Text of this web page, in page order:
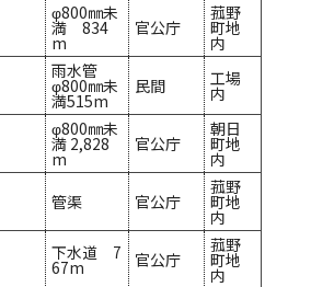
φ800㎜未
満 834
m
官公庁
菰野
町地
内
雨水管
φ800㎜未
満515m
民間 工場
内
φ800㎜未
満 2,828
m
官公庁
朝日
町地
内
管渠 官公庁
菰野
町地
内
下水道 7
67m 官公庁
菰野
町地
内